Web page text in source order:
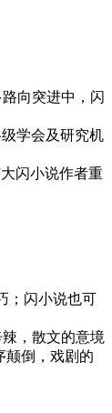
向突进中，闪
学会及研究机
闪小说作者重
；闪小说也可
，散文的意境
颠倒，戏剧的